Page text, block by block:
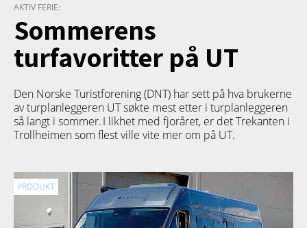
AKTIV FERIE:
Sommerens
turfavoritter på UT
Den Norske Turistforening (DNT) har sett på hva brukerne
av turplanleggeren UTsøkte mest etter i turplanleggeren
så langt i sommer. I likhet med fjoråret, er det Trekanten i
Trollheimen som flest ville vite mer om på UT.
PRODUKT